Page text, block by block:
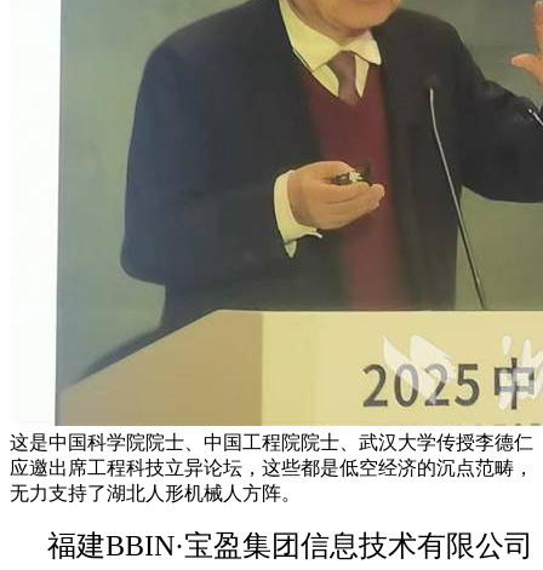
这是中国科学院院士、中国工程院院士、武汉大学传授李德仁
应邀出席工程科技立异论坛，这些都是低空经济的沉点范畴，
无力支持了湖北人形机械人方阵。
福建BBIN·宝盈集团信息技术有限公司